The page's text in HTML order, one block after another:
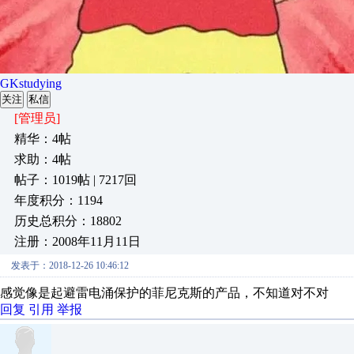
GKstudying
关注 私信
[管理员]
精华：4帖
求助：4帖
帖子：1019帖 | 7217回
年度积分：1194
历史总积分：18802
注册：2008年11月11日
发表于：2018-12-26 10:46:12
感觉像是起避雷电涌保护的菲尼克斯的产品，不知道对不对
回复 引用 举报